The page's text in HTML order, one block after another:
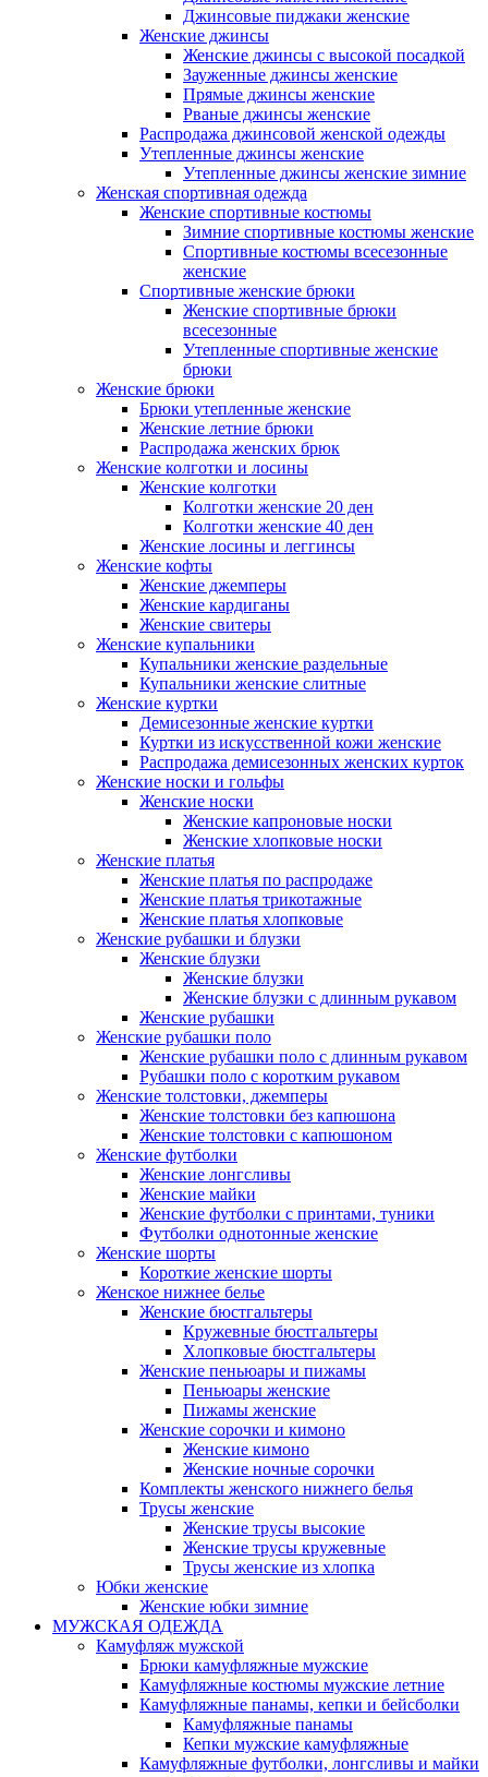
Джинсовые пиджаки женские
Женские джинсы
Женские джинсы с высокой посадкой
Зауженные джинсы женские
Прямые джинсы женские
Рваные джинсы женские
Распродажа джинсовой женской одежды
Утепленные джинсы женские
Утепленные джинсы женские зимние
Женская спортивная одежда
Женские спортивные костюмы
Зимние спортивные костюмы женские
Спортивные костюмы всесезонные
женские
Спортивные женские брюки
Женские спортивные брюки
всесезонные
Утепленные спортивные женские
брюки
Женские брюки
Брюки утепленные женские
Женские летние брюки
Распродажа женских брюк
Женские колготки и лосины
Женские колготки
Колготки женские 20 ден
Колготки женские 40 ден
Женские лосины и леггинсы
Женские кофты
Женские джемперы
Женские кардиганы
Женские свитеры
Женские купальники
Купальники женские раздельные
Купальники женские слитные
Женские куртки
Демисезонные женские куртки
Куртки из искусственной кожи женские
Распродажа демисезонных женских курток
Женские носки и гольфы
Женские носки
Женские капроновые носки
Женские хлопковые носки
Женские платья
Женские платья по распродаже
Женские платья трикотажные
Женские платья хлопковые
Женские рубашки и блузки
Женские блузки
Женские блузки
Женские блузки с длинным рукавом
Женские рубашки
Женские рубашки поло
Женские рубашки поло с длинным рукавом
Рубашки поло с коротким рукавом
Женские толстовки, джемперы
Женские толстовки без капюшона
Женские толстовки с капюшоном
Женские футболки
Женские лонгсливы
Женские майки
Женские футболки с принтами, туники
Футболки однотонные женские
Женские шорты
Короткие женские шорты
Женское нижнее белье
Женские бюстгальтеры
Кружевные бюстгальтеры
Хлопковые бюстгальтеры
Женские пеньюары и пижамы
Пеньюары женские
Пижамы женские
Женские сорочки и кимоно
Женские кимоно
Женские ночные сорочки
Комплекты женского нижнего белья
Трусы женские
Женские трусы высокие
Женские трусы кружевные
Трусы женские из хлопка
Юбки женские
Женские юбки зимние
МУЖСКАЯ ОДЕЖДА
Камуфляж мужской
Брюки камуфляжные мужские
Камуфляжные костюмы мужские летние
Камуфляжные панамы, кепки и бейсболки
Камуфляжные панамы
Кепки мужские камуфляжные
Камуфляжные футболки, лонгсливы и майки